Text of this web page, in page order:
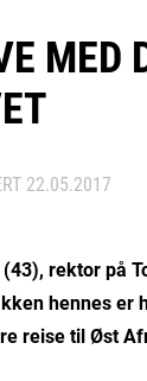
MED
22.05.2017
rektor på
hennes er
reise til Øst